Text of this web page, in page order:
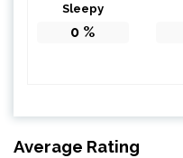
Sleepy
0 %
Average Rating